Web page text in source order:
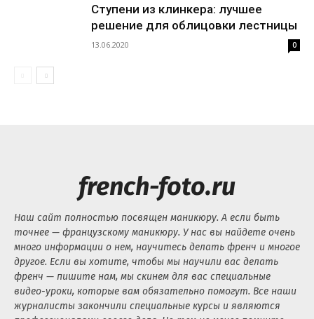
Ступени из клинкера: лучшее
решение для облицовки лестницы
13.06.2020 0
french-foto.ru
Наш сайт полностью посвящен маникюру. А если быть
точнее — французскому маникюру. У нас вы найдете очень
много информации о нем, научитесь делать френч и многое
другое. Если вы хотите, чтобы мы научили вас делать
френч — пишите нам, мы скинем для вас специальные
видео-уроки, которые вам обязательно помогут. Все наши
журналисты закончили специальные курсы и являются